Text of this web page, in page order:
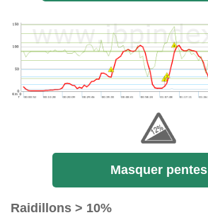
Masquer pentes
Raidillons > 10%